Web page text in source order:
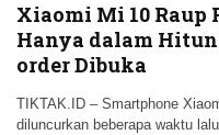
Xiaomi Mi 10 Raup
Hanya dalam
order Dibuka
TIKTAK.ID – Smartphone
diluncurkan beberapa waktu